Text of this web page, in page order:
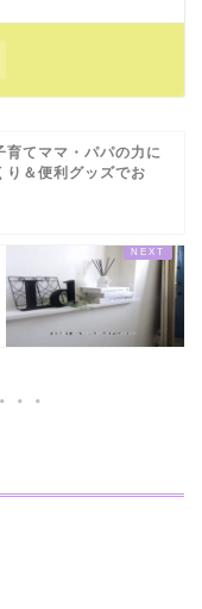
育てママ・パパの力に
り＆便利グッズでお